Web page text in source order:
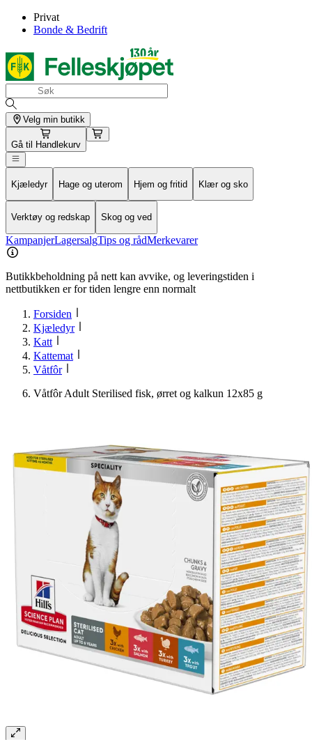
Privat
Bonde & Bedrift
Velg min butikk
Gå til Handlekurv
Kjæledyr Hage og uterom Hjem og fritid Klær og sko
Verktøy og redskap Skog og ved
KampanjerLagersalgTips og rådMerkevarer
Butikkbeholdning på nett kan avvike, og leveringstiden i
nettbutikken er for tiden lengre enn normalt
Forsiden
Kjæledyr
Katt
Kattemat
Våtfôr
Våtfôr Adult Sterilised fisk, ørret og kalkun 12x85 g